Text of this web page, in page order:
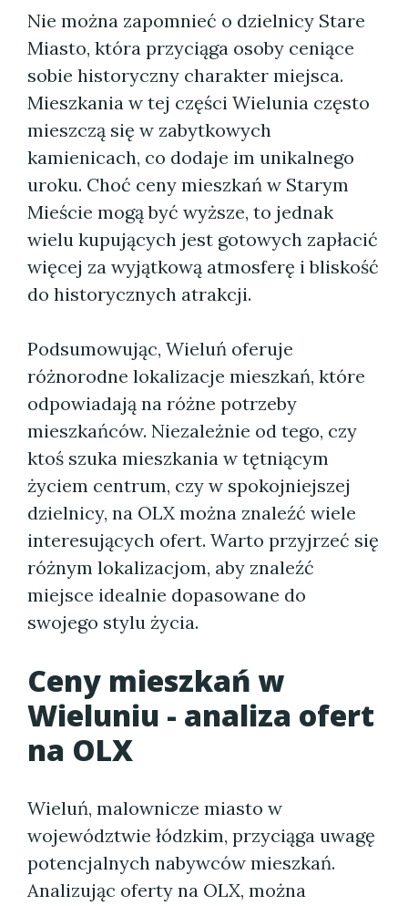
Nie można zapomnieć o dzielnicy Stare
Miasto, która przyciąga osoby ceniące
sobie historyczny charakter miejsca.
Mieszkania w tej części Wielunia często
mieszczą się w zabytkowych
kamienicach, co dodaje im unikalnego
uroku. Choć ceny mieszkań w Starym
Mieście mogą być wyższe, to jednak
wielu kupujących jest gotowych zapłacić
więcej za wyjątkową atmosferę i bliskość
do historycznych atrakcji.
Podsumowując, Wieluń oferuje
różnorodne lokalizacje mieszkań, które
odpowiadają na różne potrzeby
mieszkańców. Niezależnie od tego, czy
ktoś szuka mieszkania w tętniącym
życiem centrum, czy w spokojniejszej
dzielnicy, na OLX można znaleźć wiele
interesujących ofert. Warto przyjrzeć się
różnym lokalizacjom, aby znaleźć
miejsce idealnie dopasowane do
swojego stylu życia.
Ceny mieszkań w
Wieluniu - analiza ofert
na OLX
Wieluń, malownicze miasto w
województwie łódzkim, przyciąga uwagę
potencjalnych nabywców mieszkań.
Analizując oferty na OLX, można